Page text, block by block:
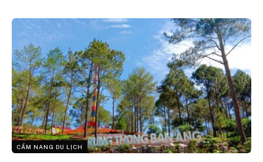
CẨM NANG DU LỊCH